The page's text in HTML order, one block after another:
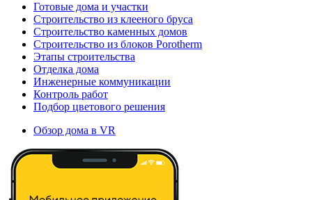
Готовые дома и участки
Строительство из клееного бруса
Строительство каменных домов
Строительство из блоков Porotherm
Этапы строительства
Отделка дома
Инженерные коммуникации
Контроль работ
Подбор цветового решения
Обзор дома в VR